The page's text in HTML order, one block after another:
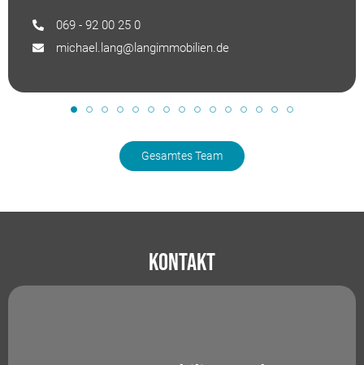
069 - 92 00 25 0
michael.lang@langimmobilien.de
Gesamtes Team
Kontakt